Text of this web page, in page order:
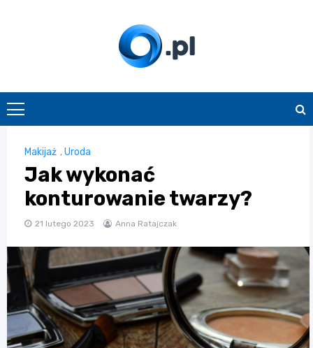
O.pl
Makijaż ,Uroda
Jak wykonać
konturowanie twarzy?
21 lutego 2023 Anna Ratajczak